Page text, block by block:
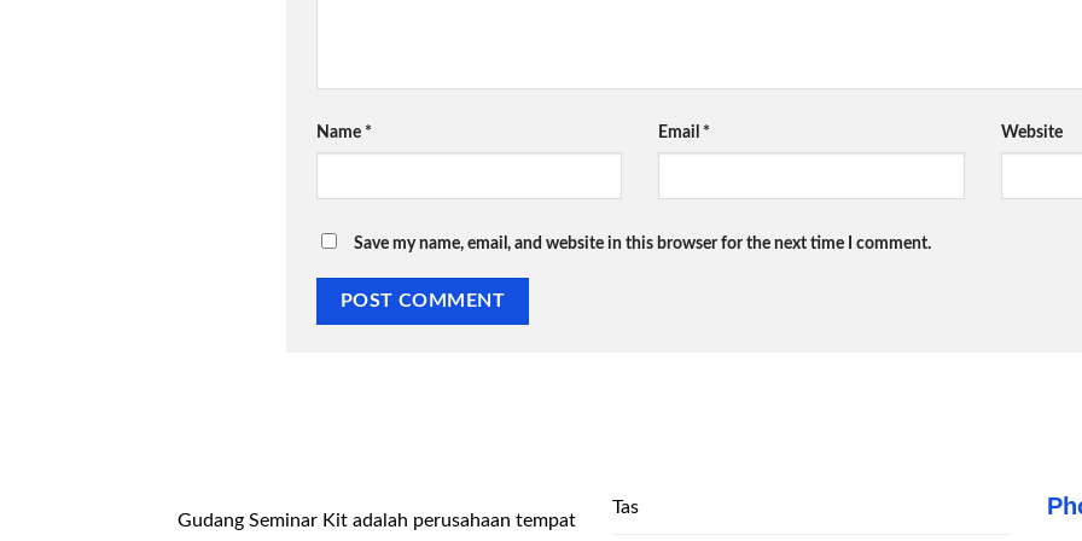
Name * Email * Website
Save my name, email, and website in this browser for the next time I comment.
Gudang Seminar Kit adalah perusahaan tempat
Tas